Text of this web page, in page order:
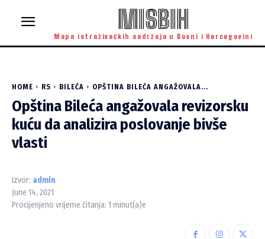
MISBIH
Mapa istraživačkih sadržaja u Bosni i Hercegovini
HOME RS BILEĆA OPŠTINA BILEĆA ANGAŽOVALA...
Opština Bileća angažovala revizorsku
kuću da analizira poslovanje bivše
vlasti
Izvor: admin
June 14, 2021
Procijenjeno vrijeme čitanja: 1 minut(a)e